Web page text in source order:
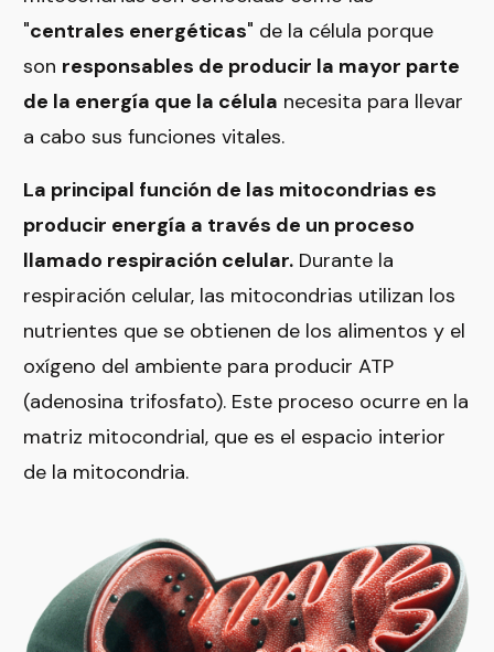
"centrales energéticas" de la célula porque
son responsables de producir la mayor parte
de la energía que la célula necesita para llevar
a cabo sus funciones vitales.
La principal función de las mitocondrias es
producir energía a través de un proceso
llamado respiración celular. Durante la
respiración celular, las mitocondrias utilizan los
nutrientes que se obtienen de los alimentos y el
oxígeno del ambiente para producir ATP
(adenosina trifosfato). Este proceso ocurre en la
matriz mitocondrial, que es el espacio interior
de la mitocondria.